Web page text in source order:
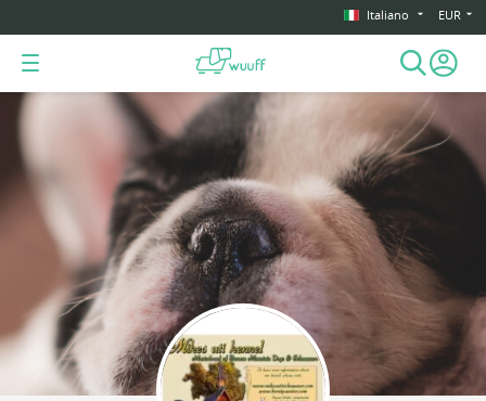
Italiano EUR